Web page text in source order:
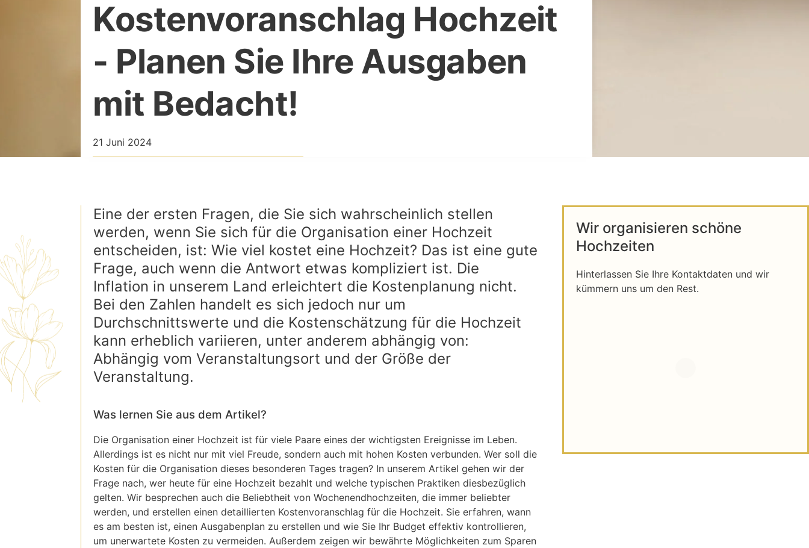
Kostenvoranschlag Hochzeit
- Planen Sie Ihre Ausgaben
mit Bedacht!
21 Juni 2024
Eine der ersten Fragen, die Sie sich wahrscheinlich stellen
werden, wenn Sie sich für die Organisation einer Hochzeit
entscheiden, ist: Wie viel kostet eine Hochzeit? Das ist eine gute
Frage, auch wenn die Antwort etwas kompliziert ist. Die
Inflation in unserem Land erleichtert die Kostenplanung nicht.
Bei den Zahlen handelt es sich jedoch nur um
Durchschnittswerte und die Kostenschätzung für die Hochzeit
kann erheblich variieren, unter anderem abhängig von:
Abhängig vom Veranstaltungsort und der Größe der
Veranstaltung.
Was lernen Sie aus dem Artikel?
Die Organisation einer Hochzeit ist für viele Paare eines der wichtigsten Ereignisse im Leben.
Allerdings ist es nicht nur mit viel Freude, sondern auch mit hohen Kosten verbunden. Wer soll die
Kosten für die Organisation dieses besonderen Tages tragen? In unserem Artikel gehen wir der
Frage nach, wer heute für eine Hochzeit bezahlt und welche typischen Praktiken diesbezüglich
gelten. Wir besprechen auch die Beliebtheit von Wochenendhochzeiten, die immer beliebter
werden, und erstellen einen detaillierten Kostenvoranschlag für die Hochzeit. Sie erfahren, wann
es am besten ist, einen Ausgabenplan zu erstellen und wie Sie Ihr Budget effektiv kontrollieren,
um unerwartete Kosten zu vermeiden. Außerdem zeigen wir bewährte Möglichkeiten zum Sparen
Wir organisieren schöne
Hochzeiten
Hinterlassen Sie Ihre Kontaktdaten und wir
kümmern uns um den Rest.